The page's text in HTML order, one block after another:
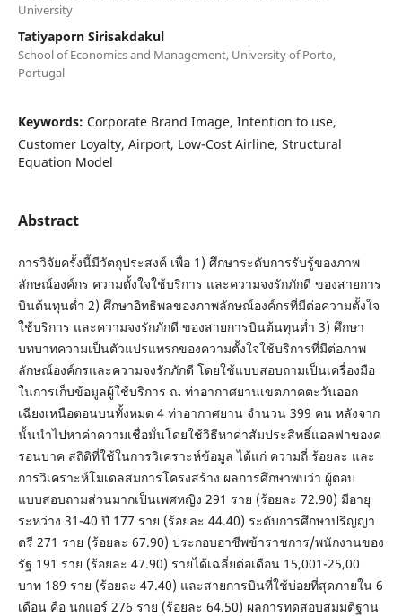
University
Tatiyaporn Sirisakdakul
School of Economics and Management, University of Porto,
Portugal
Keywords: Corporate Brand Image, Intention to use,
Customer Loyalty, Airport, Low-Cost Airline, Structural
Equation Model
Abstract
การวิจัยครั้งนี้มีวัตถุประสงค์ เพื่อ 1) ศึกษาระดับการรับรู้ของภาพ
ลักษณ์องค์กร ความตั้งใจใช้บริการ และความจงรักภักดี ของสายการ
บินต้นทุนต่ำ 2) ศึกษาอิทธิพลของภาพลักษณ์องค์กรที่มีต่อความตั้งใจ
ใช้บริการ และความจงรักภักดี ของสายการบินต้นทุนต่ำ 3) ศึกษา
บทบาทความเป็นตัวแปรแทรกของความตั้งใจใช้บริการที่มีต่อภาพ
ลักษณ์องค์กรและความจงรักภักดี โดยใช้แบบสอบถามเป็นเครื่องมือ
ในการเก็บข้อมูลผู้ใช้บริการ ณ ท่าอากาศยานเขตภาคตะวันออก
เฉียงเหนือตอนบนทั้งหมด 4 ท่าอากาศยาน จำนวน 399 คน หลังจาก
นั้นนำไปหาค่าความเชื่อมั่นโดยใช้วิธีหาค่าสัมประสิทธิ์แอลฟาของค
รอนบาค สถิติที่ใช้ในการวิเคราะห์ข้อมูล ได้แก่ ความถี่ ร้อยละ และ
การวิเคราะห์โมเดลสมการโครงสร้าง ผลการศึกษาพบว่า ผู้ตอบ
แบบสอบถามส่วนมากเป็นเพศหญิง 291 ราย (ร้อยละ 72.90) มีอายุ
ระหว่าง 31-40 ปี 177 ราย (ร้อยละ 44.40) ระดับการศึกษาปริญญา
ตรี 271 ราย (ร้อยละ 67.90) ประกอบอาชีพข้าราชการ/พนักงานของ
รัฐ 191 ราย (ร้อยละ 47.90) รายได้เฉลี่ยต่อเดือน 15,001-25,00
บาท 189 ราย (ร้อยละ 47.40) และสายการบินที่ใช้บ่อยที่สุดภายใน 6
เดือน คือ นกแอร์ 276 ราย (ร้อยละ 64.50) ผลการทดสอบสมมติฐาน